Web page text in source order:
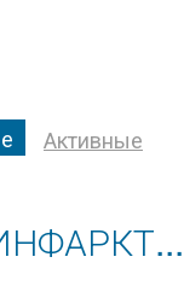
Активные